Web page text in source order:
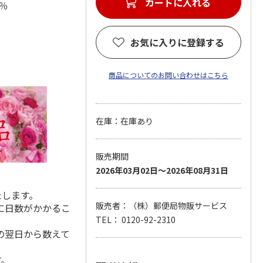
ます。
数がかかるこ
日から数えて
お気に入りに登録する
商品についてのお問い合わせはこちら
在庫：在庫あり
販売期間
2026年03月02日～2026年08月31日
販売者：（株）郵便局物販サービス
TEL： 0120-92-2310